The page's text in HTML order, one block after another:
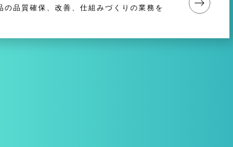
品質確保、改善、仕組みづくりの業務を